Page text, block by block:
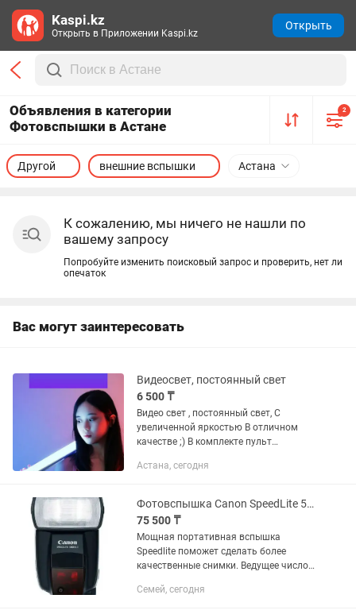
Объявления в категории
Фотовспышки в Астане
2
Астана
Другой внешние вспышки
К сожалению, мы ничего не нашли по
вашему запросу
Попробуйте изменить поисковый запрос и проверить, нет ли
опечаток
Вас могут заинтересовать
Видеосвет, постоянный свет
6 500 ₸
Видео свет , постоянный свет, С
увеличенной яркостью В отличном
качестве ;) В комплекте пульт
интернет- магазин ;)
Астана, сегодня
Фотовспышка Canon SpeedLite 580EX II
75 500 ₸
Мощная портативная вспышка
Speedlite поможет сделать более
качественные снимки. Ведущее число
экспозамер E-TTL II обеспечивают
Семей, сегодня
Kaspi.kz
Открыть в Приложении Kaspi.kz
Открыть